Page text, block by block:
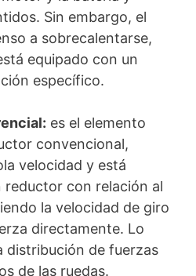
Sin embargo, el
a sobrecalentarse,
equipado con un
específico.
es el elemento
convencional,
velocidad y está
con relación al
la velocidad de giro
directamente. Lo
distribución de fuerzas
de las ruedas.